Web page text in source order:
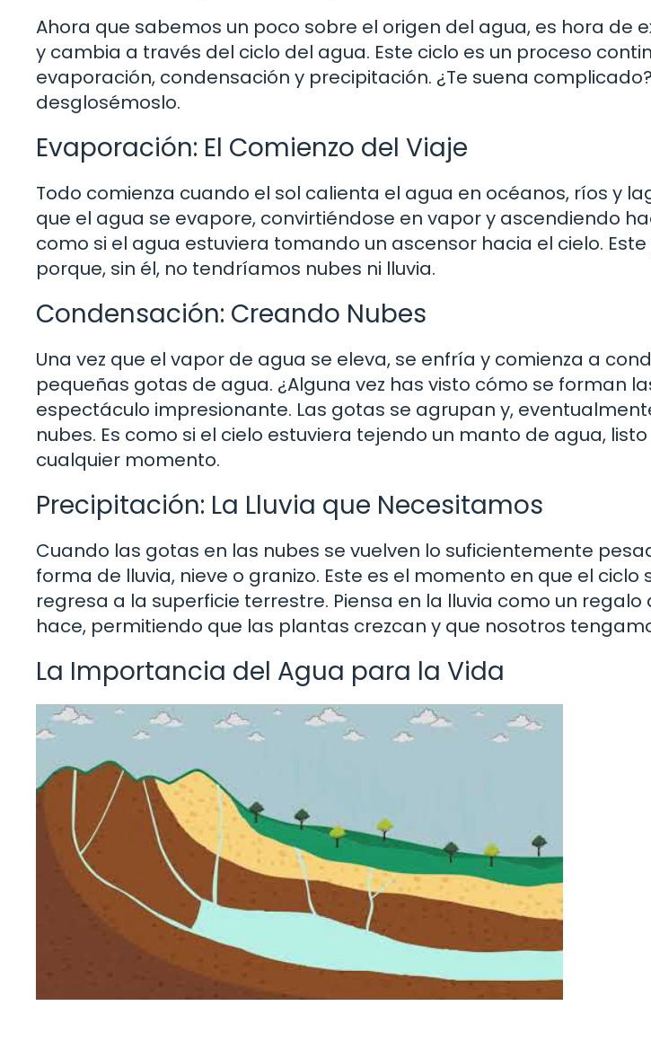
Ahora que sabemos un poco sobre el origen del agua, es hora de
y cambia a través del ciclo del agua. Este ciclo es un proceso
evaporación, condensación y precipitación. ¿Te suena
desglosémoslo.
Evaporación: El Comienzo del Viaje
Todo comienza cuando el sol calienta el agua en océanos, ríos y
que el agua se evapore, convirtiéndose en vapor y ascendiendo
como si el agua estuviera tomando un ascensor hacia el cielo.
porque, sin él, no tendríamos nubes ni lluvia.
Condensación: Creando Nubes
Una vez que el vapor de agua se eleva, se enfría y comienza a
pequeñas gotas de agua. ¿Alguna vez has visto cómo se forman
espectáculo impresionante. Las gotas se agrupan y,
nubes. Es como si el cielo estuviera tejendo un manto de agua,
cualquier momento.
Precipitación: La Lluvia que Necesitamos
Cuando las gotas en las nubes se vuelven lo suficientemente
forma de lluvia, nieve o granizo. Este es el momento en que el ciclo
regresa a la superficie terrestre. Piensa en la lluvia como un
hace, permitiendo que las plantas crezcan y que nosotros
La Importancia del Agua para la Vida